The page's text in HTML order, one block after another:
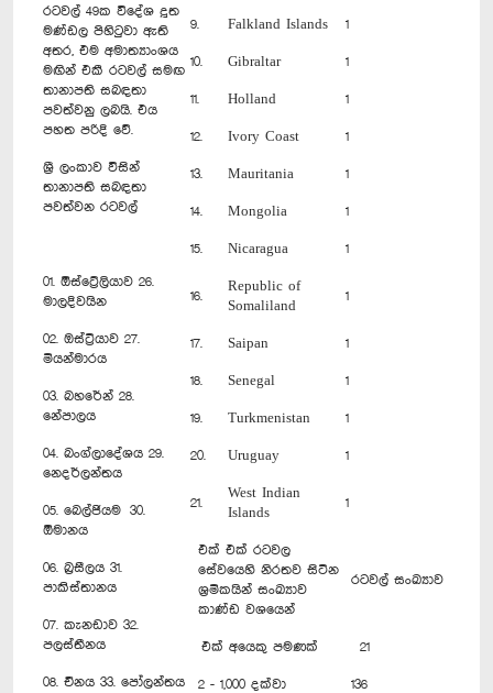
9. Falkland Islands 1
10. Gibraltar 1
11. Holland 1
12. Ivory Coast 1
13. Mauritania 1
14. Mongolia 1
15. Nicaragua 1
16.
Republic of
Somaliland
1
17. Saipan 1
18. Senegal 1
19. Turkmenistan 1
20. Uruguay 1
21.
West Indian
Islands
1
එක් එක් රටවල
සේවයෙහි නිරතව සිටින
ශ්‍රමිකයින් සංඛ්‍යාව
කාණ්ඩ වශයෙන්
රටවල් සංඛ්‍යාව
එක් අයෙකු පමණක් 21
2 - 1,000 දක්වා 136
රටවල් 49ක විදේශ දූත
මණ්ඩල පිහිටුවා ඇති
අතර, එම අමාත්‍යාංශය
මඟින් එකී රටවල් සමඟ
තානාපති සබඳතා
පවත්වනු ලබයි. එය
පහත පරිදි වේ.
ශ්‍රී ලංකාව විසින්
තානාපති සබඳතා
පවත්වන රටවල්
01. ඕස්ට්‍රේලියාව 26.
මාලදිවයින
02. ඔස්ට්‍රියාව 27.
මියන්මාරය
03. බහරේන් 28.
නේපාලය
04. බංග්ලාදේශය 29.
නෙදර්ලන්තය
05. බෙල්ජියම 30.
ඕමානය
06. බ්‍රසීලය 31.
පාකිස්තානය
07. කැනඩාව 32.
පලස්තීනය
08. චීනය 33. පෝලන්තය